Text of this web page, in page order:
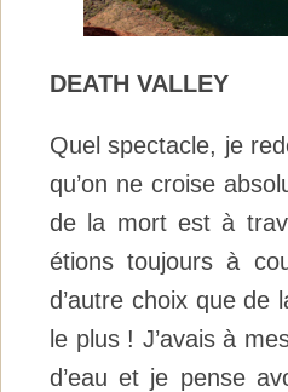
DEATH VALLEY
Quel spectacle, je
qu’on ne croise
de la mort est à
étions toujours à
d’autre choix que de
le plus ! J’avais à
d’eau et je pense